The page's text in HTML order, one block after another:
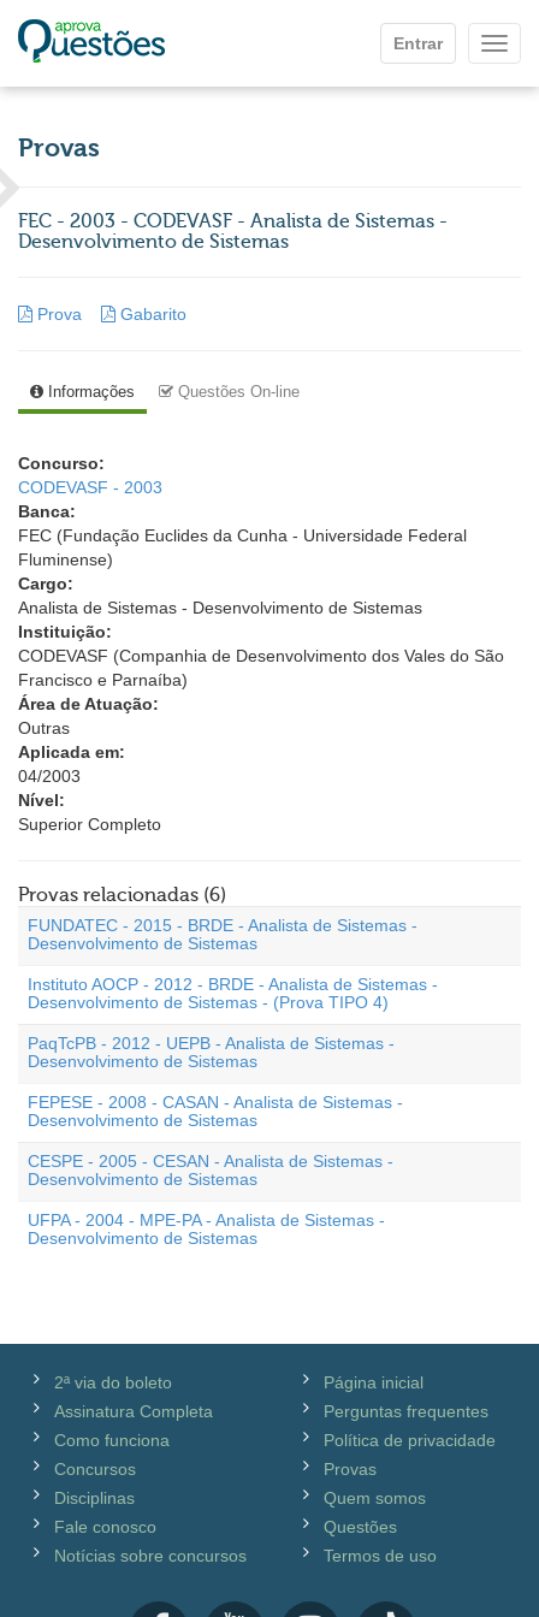
Entrar
Provas
FEC - 2003 - CODEVASF - Analista de Sistemas -
Desenvolvimento de Sistemas
Prova Gabarito
Informações Questões On-line
Concurso:
CODEVASF - 2003
Banca:
FEC (Fundação Euclides da Cunha - Universidade Federal
Fluminense)
Cargo:
Analista de Sistemas - Desenvolvimento de Sistemas
Instituição:
CODEVASF (Companhia de Desenvolvimento dos Vales do São
Francisco e Parnaíba)
Área de Atuação:
Outras
Aplicada em:
04/2003
Nível:
Superior Completo
Provas relacionadas (6)
FUNDATEC - 2015 - BRDE - Analista de Sistemas -
Desenvolvimento de Sistemas
Instituto AOCP - 2012 - BRDE - Analista de Sistemas -
Desenvolvimento de Sistemas - (Prova TIPO 4)
PaqTcPB - 2012 - UEPB - Analista de Sistemas -
Desenvolvimento de Sistemas
FEPESE - 2008 - CASAN - Analista de Sistemas -
Desenvolvimento de Sistemas
CESPE - 2005 - CESAN - Analista de Sistemas -
Desenvolvimento de Sistemas
UFPA - 2004 - MPE-PA - Analista de Sistemas -
Desenvolvimento de Sistemas
2ª via do boleto
Assinatura Completa
Como funciona
Concursos
Disciplinas
Fale conosco
Notícias sobre concursos
Página inicial
Perguntas frequentes
Política de privacidade
Provas
Quem somos
Questões
Termos de uso